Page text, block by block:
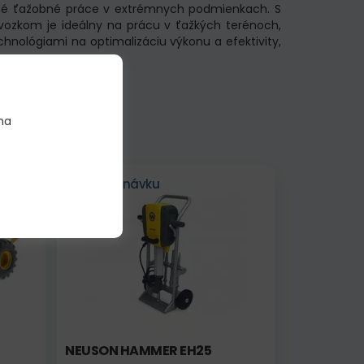
ťažobné práce v extrémnych podmienkach. S
je ideálny na prácu v ťažkých terénoch,
na optimalizáciu výkonu a efektivity,
Na objednávku
NEUSON HAMMER EH25